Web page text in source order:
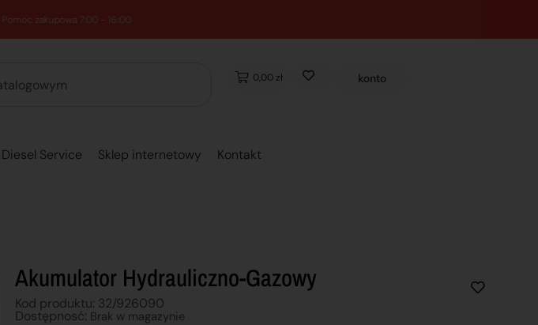
zakupowa 7:00 - 16:00
0,00 zł konto
Diesel Service Sklep internetowy Kontakt
Akumulator Hydrauliczno-Gazowy
Kod produktu: 32/926090
Dostępnosć: Brak w magazynie